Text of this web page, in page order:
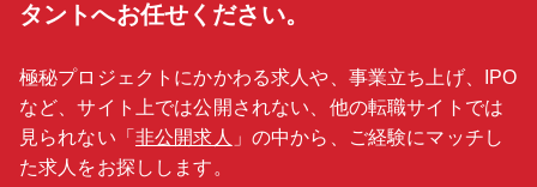
タントへお任せください。
極秘プロジェクトにかかわる求人や、事業立ち上げ、IPO
など、サイト上では公開されない、他の転職サイトでは
見られない「 非公開求人 」の中から、ご経験にマッチし
た求人をお探しします。